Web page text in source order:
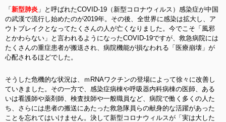
「 新型肺炎 」と呼ばれたCOVID-19（ 新型コロナウィルス）感染症が中国
の武漢で流行し始めたのが2019年。その後、全世界に感染は拡大し、ア
ウトブレイクとなってたくさんの人が亡くなりました。今でこそ「風邪
とかわらない」と言われるようになったCOVID-19ですが、救急病院には
たくさんの重症患者が搬送され、病院機能が損なわれる「医療崩壊」が
心配されるほどでした。
そうした危機的な状況は、ｍRNAワクチンの登場によって徐々に改善し
ていきました。その一方で、感染症病棟や呼吸器内科病棟の医師、ある
いは看護師や薬剤師、検査技師や一般職員など、病院で働く多くの人た
ち、さらには患者の搬送にあたった救急隊員らの献身的な活躍があった
ことを忘れてはいけません。決して新型コロナウィルスが「実は大した